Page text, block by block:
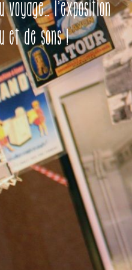
voyage… l’exposition
et de sons !